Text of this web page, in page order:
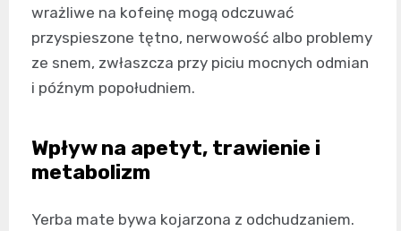
wrażliwe na kofeinę mogą odczuwać
przyspieszone tętno, nerwowość albo problemy
ze snem, zwłaszcza przy piciu mocnych odmian
i późnym popołudniem.
Wpływ na apetyt, trawienie i
metabolizm
Yerba mate bywa kojarzona z odchudzaniem.